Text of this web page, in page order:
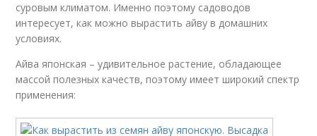
суровым климатом. Именно поэтому садоводов
интересует, как можно вырастить айву в домашних
условиях.
Айва японская – удивительное растение, обладающее
массой полезных качеств, поэтому имеет широкий спектр
применения: